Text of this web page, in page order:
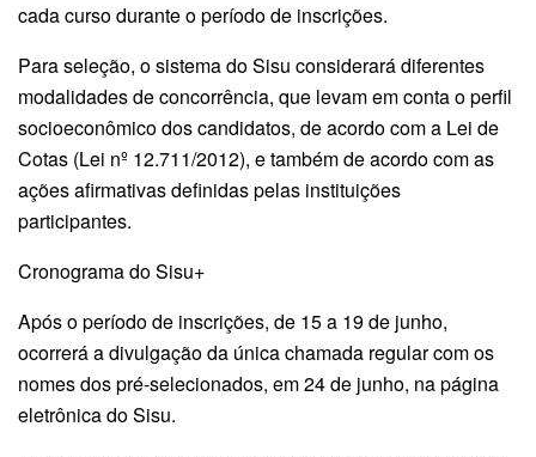
cada curso durante o período de inscrições.
Para seleção, o sistema do Sisu considerará diferentes
modalidades de concorrência, que levam em conta o perfil
socioeconômico dos candidatos, de acordo com a Lei de
Cotas (Lei nº 12.711/2012), e também de acordo com as
ações afirmativas definidas pelas instituições
participantes.
Cronograma do Sisu+
Após o período de inscrições, de 15 a 19 de junho,
ocorrerá a divulgação da única chamada regular com os
nomes dos pré-selecionados, em 24 de junho, na página
eletrônica do Sisu.